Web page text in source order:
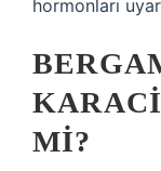
hormonları
MI?